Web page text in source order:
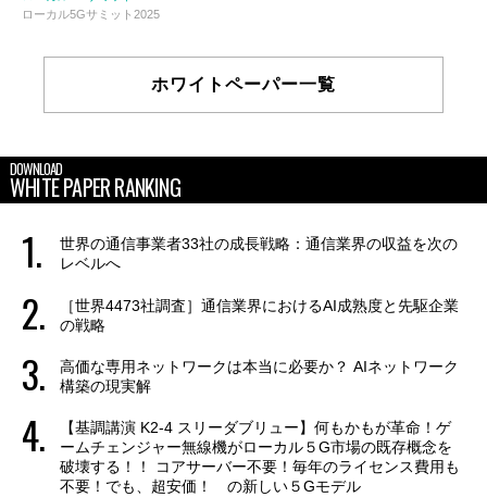
ローカル5Gサミット2025
ホワイトペーパー一覧
DOWNLOAD
WHITE PAPER RANKING
世界の通信事業者33社の成長戦略：通信業界の収益を次の
レベルへ
［世界4473社調査］通信業界におけるAI成熟度と先駆企業
の戦略
高価な専用ネットワークは本当に必要か？ AIネットワーク
構築の現実解
【基調講演 K2-4 スリーダブリュー】何もかもが革命！ゲ
ームチェンジャー無線機がローカル５G市場の既存概念を
破壊する！！ コアサーバー不要！毎年のライセンス費用も
不要！でも、超安価！ の新しい５Gモデル